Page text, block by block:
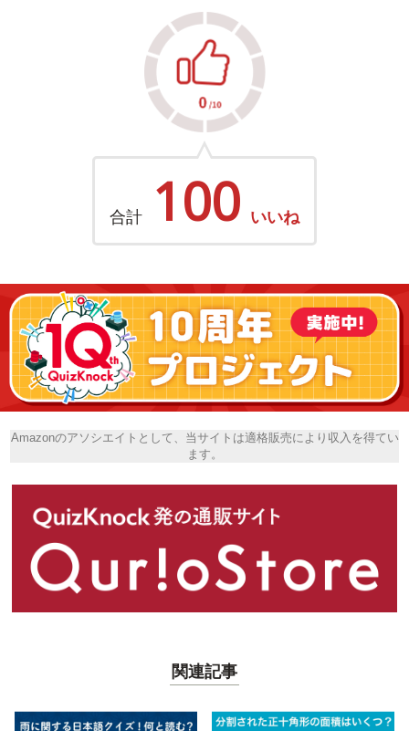
合計 100 いいね
Amazonのアソシエイトとして、当サイトは適格販売により収入を得てい
ます。
関連記事